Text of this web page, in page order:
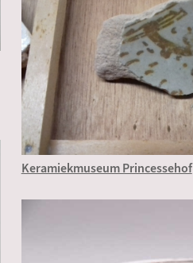
Keramiekmuseum Princessehof